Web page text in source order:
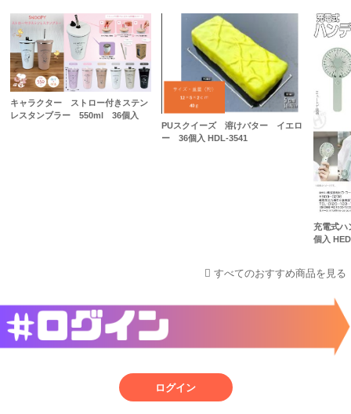
キャラクター ストロー付きステン
レスタンブラー 550ml 36個入
PUスクイーズ 溶けバター イエロ
ー 36個入 HDL-3541
充電式
個入
すべてのおすすめ商品を見る
ログイン